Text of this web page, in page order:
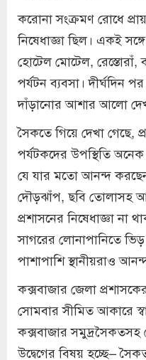
করোনা সংক্রমণ রোধে
নিষেধাজ্ঞা ছিল। একই
হোটেল মোটেল, রেস্তোরাঁ,
পর্যটন ব্যবসা। দীর্ঘদিন
দাঁড়ানোর আশার আলো
সৈকতে গিয়ে দেখা গেছে,
পর্যটকদের উপস্থিতি
যে যার মতো আনন্দ
দৌড়ঝাঁপ, ছবি তোলাসহ
প্রশাসনের নিষেধাজ্ঞা না
সাগরের লোনাপানিতে
পাশাপাশি স্থানীয়রাও
কক্সবাজার জেলা
সোমবার সীমিত আকারে
কক্সবাজার সমুদ্রসৈকতসহ
উদ্বেগের বিষয় হচ্ছে–